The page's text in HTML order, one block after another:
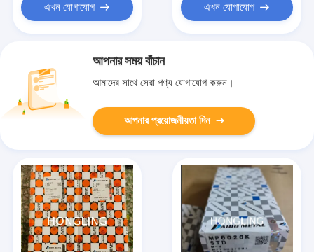
এখন যোগাযোগ এখন যোগাযোগ
আপনার সময় বাঁচান
আমাদের সাথে সেরা পণ্য যোগাযোগ করুন।
আপনার প্রয়োজনীয়তা দিন